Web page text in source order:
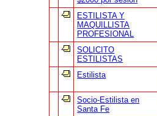
ESTILISTA Y
MAQUILLISTA
PROFESIONAL
SOLICITO
ESTILISTAS
Estilista
Socio-Estilista en
Santa Fe